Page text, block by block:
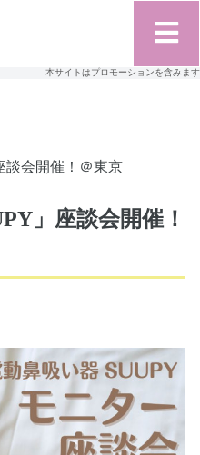
本サイトはプロモーションを含みます
談会開催！＠東京
」座談会開催！